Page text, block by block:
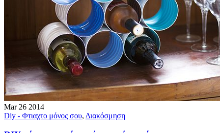
Mar 26 2014
Diy - Φτιαχτο μόνος σου, Διακόσμηση